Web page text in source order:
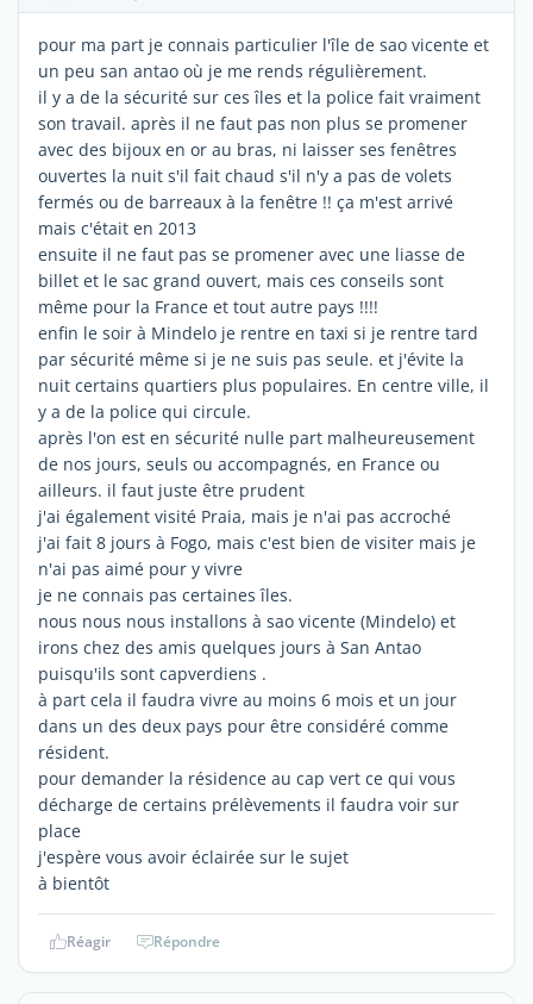
pour ma part je connais particulier l'île de sao vicente et
un peu san antao où je me rends régulièrement.
il y a de la sécurité sur ces îles et la police fait vraiment
son travail. après il ne faut pas non plus se promener
avec des bijoux en or au bras, ni laisser ses fenêtres
ouvertes la nuit s'il fait chaud s'il n'y a pas de volets
fermés ou de barreaux à la fenêtre !! ça m'est arrivé
mais c'était en 2013
ensuite il ne faut pas se promener avec une liasse de
billet et le sac grand ouvert, mais ces conseils sont
même pour la France et tout autre pays !!!!
enfin le soir à Mindelo je rentre en taxi si je rentre tard
par sécurité même si je ne suis pas seule. et j'évite la
nuit certains quartiers plus populaires. En centre ville, il
y a de la police qui circule.
après l'on est en sécurité nulle part malheureusement
de nos jours, seuls ou accompagnés, en France ou
ailleurs. il faut juste être prudent
j'ai également visité Praia, mais je n'ai pas accroché
j'ai fait 8 jours à Fogo, mais c'est bien de visiter mais je
n'ai pas aimé pour y vivre
je ne connais pas certaines îles.
nous nous nous installons à sao vicente (Mindelo) et
irons chez des amis quelques jours à San Antao
puisqu'ils sont capverdiens .
à part cela il faudra vivre au moins 6 mois et un jour
dans un des deux pays pour être considéré comme
résident.
pour demander la résidence au cap vert ce qui vous
décharge de certains prélèvements il faudra voir sur
place
j'espère vous avoir éclairée sur le sujet
à bientôt
Réagir Répondre